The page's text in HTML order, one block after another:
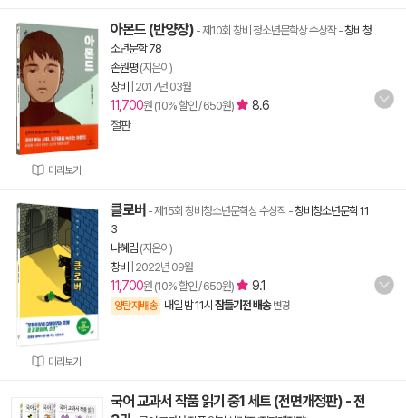
미리보기
아몬드 (반양장) - 제10회 창비 청소년문학상 수상작-창비청
소년문학 78
손원평(지은이)
창비
2017년 03월
11,700원 (10% 할인 / 650원)
8.6
절판
미리보기
클로버 - 제15회 창비청소년문학상 수상작-창비청소년문학 11
3
나혜림 (지은이)
창비
2022년 09월
11,700원 (10% 할인 / 650원) 9.1
양탄자배송 내일 밤 11시 잠들기전 배송 변경
국어 교과서 작품 읽기 중1 세트 (전면개정판) - 전